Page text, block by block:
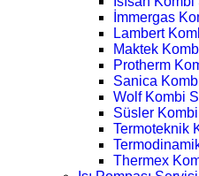
İmmergas
Lambert
Maktek
Protherm
Sanica
Wolf Kombi
Süsler
Termoteknik
Thermex